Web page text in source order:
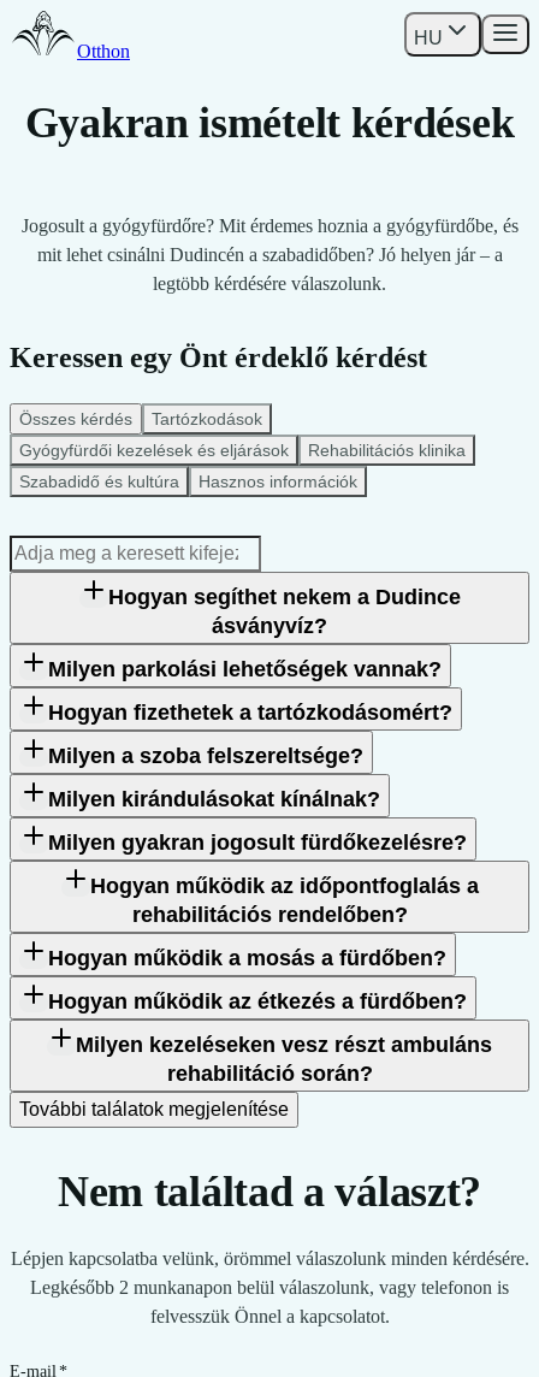
Otthon
HU
Gyakran ismételt kérdések
Jogosult a gyógyfürdőre? Mit érdemes hoznia a gyógyfürdőbe, és
mit lehet csinálni Dudincén a szabadidőben? Jó helyen jár – a
legtöbb kérdésére válaszolunk.
Keressen egy Önt érdeklő kérdést
Összes kérdés
Tartózkodások
Gyógyfürdői kezelések és eljárások
Rehabilitációs klinika
Szabadidő és kultúra
Hasznos információk
Keresés
Hogyan segíthet nekem a Dudince
ásványvíz?
Milyen parkolási lehetőségek vannak?
Hogyan fizethetek a tartózkodásomért?
Milyen a szoba felszereltsége?
Milyen kirándulásokat kínálnak?
Milyen gyakran jogosult fürdőkezelésre?
Hogyan működik az időpontfoglalás a
rehabilitációs rendelőben?
Hogyan működik a mosás a fürdőben?
Hogyan működik az étkezés a fürdőben?
Milyen kezeléseken vesz részt ambuláns
rehabilitáció során?
További találatok megjelenítése
Nem találtad a választ?
Lépjen kapcsolatba velünk, örömmel válaszolunk minden kérdésére.
Legkésőbb 2 munkanapon belül válaszolunk, vagy telefonon is
felvesszük Önnel a kapcsolatot.
E-mail*